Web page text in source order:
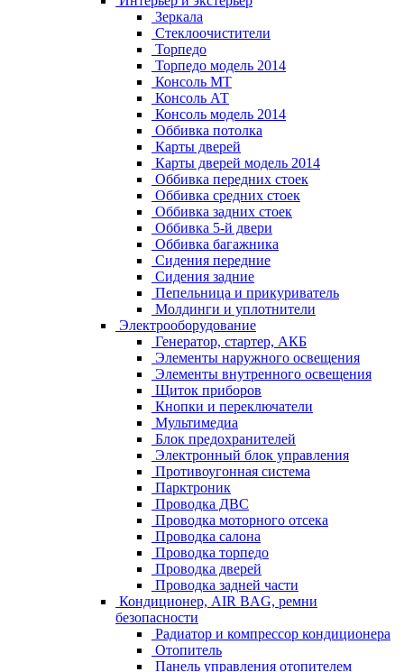
Зеркала
Стеклоочистители
Торпедо
Торпедо модель 2014
Консоль МТ
Консоль АТ
Консоль модель 2014
Оббивка потолка
Карты дверей
Карты дверей модель 2014
Оббивка передних стоек
Оббивка средних стоек
Оббивка задних стоек
Оббивка 5-й двери
Оббивка багажника
Сидения передние
Сидения задние
Пепельница и прикуриватель
Молдинги и уплотнители
Электрооборудование
Генератор, стартер, АКБ
Элементы наружного освещения
Элементы внутренного освещения
Щиток приборов
Кнопки и переключатели
Мультимедиа
Блок предохранителей
Электронный блок управления
Противоугонная система
Парктроник
Проводка ДВС
Проводка моторного отсека
Проводка салона
Проводка торпедо
Проводка дверей
Проводка задней части
Кондиционер, AIR BAG, ремни
безопасности
Радиатор и компрессор кондиционера
Отопитель
Панель управления отопителем